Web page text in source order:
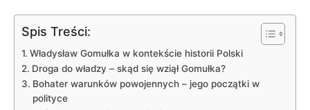
Spis Treści:
Władysław Gomułka w kontekście historii Polski
Droga do władzy – skąd się wziął Gomułka?
Bohater warunków powojennych – jego początki w
polityce